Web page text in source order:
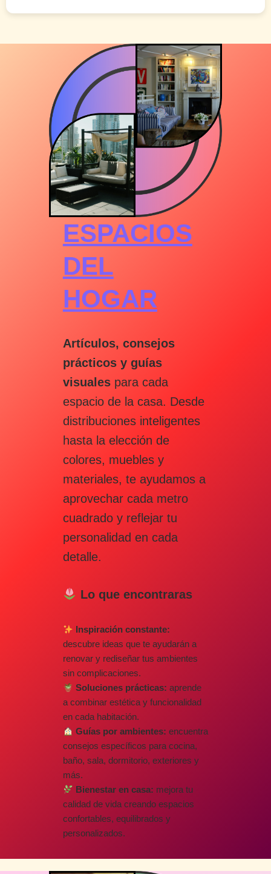
ESPACIOS
DEL
HOGAR
Artículos, consejos
prácticos y guías
visualespara cada
espacio de la casa. Desde
distribuciones inteligentes
hasta la elección de
colores, muebles y
materiales, te ayudamos a
aprovechar cada metro
cuadrado y reflejar tu
personalidad en cada
detalle.
Lo que encontraras
Inspiración constante:
descubre ideas que te ayudarán a
renovar y rediseñar tus ambientes
sin complicaciones.
Soluciones prácticas: aprende
a combinar estética y funcionalidad
en cada habitación.
Guías por ambientes: encuentra
consejos específicos para cocina,
baño, sala, dormitorio, exteriores y
más.
Bienestar en casa: mejora tu
calidad de vida creando espacios
confortables, equilibrados y
personalizados.